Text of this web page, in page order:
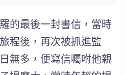
的最後一封書信，當時
程後，再次被抓進監
無多，便寫信囑咐他親